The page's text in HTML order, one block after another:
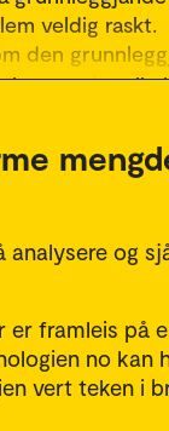
veldig raskt.
den
konvensjonelle
analysere og
er framleis på
no kan
vert teken i